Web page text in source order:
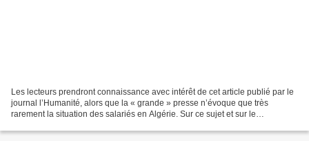
Les lecteurs prendront connaissance avec intérêt de cet article publié par le
journal l’Humanité, alors que la « grande » presse n’évoque que très
rarement la situation des salariés en Algérie. Sur ce sujet et sur le